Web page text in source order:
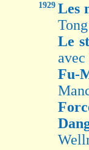
1929 Les
Le
Fu-